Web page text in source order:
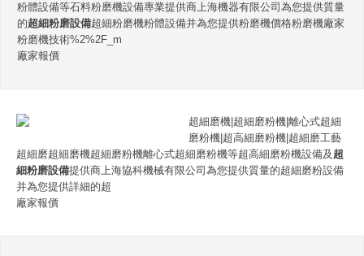
粉體設備等石料粉磨機設備專業提供商上海機器有限公司為您提供質量
的超細粉磨設備超細粉磨機粉體設備并為您提供粉磨機價格粉磨機廠家
粉磨機技術%2%2F_m
廠家報價
超細磨機|超細磨粉機|離心式超細
磨粉機|超高細磨粉機|超細磨工藝
超細磨超細磨機超細磨粉機離心式超細磨粉機等超高細磨粉機設備及超
細粉磨設備提供商上海協科機械有限公司為您提供質量的超細磨粉設備
并為您提供詳細的超
廠家報價